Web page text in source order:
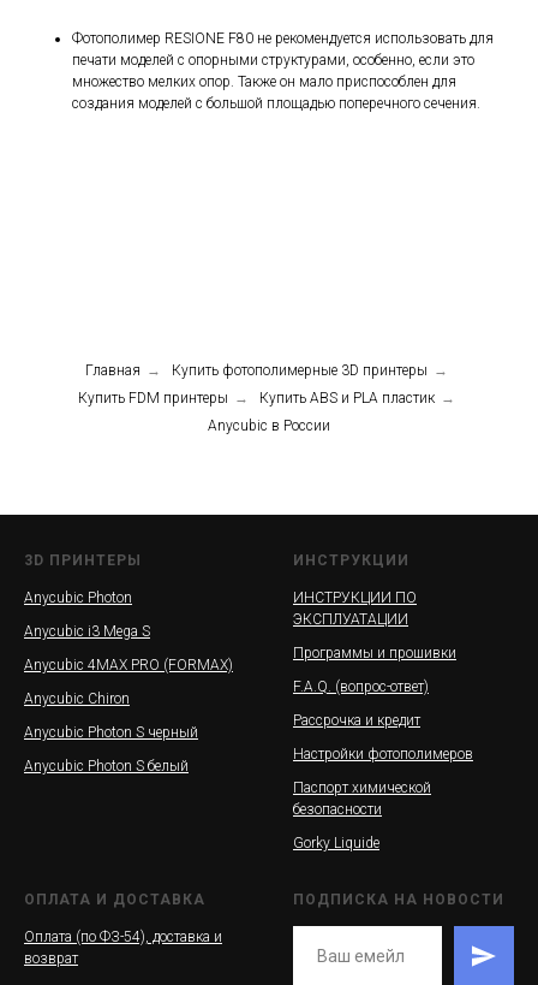
Фотополимер RESIONE F80 не рекомендуется использовать для
печати моделей с опорными структурами, особенно, если это
множество мелких опор. Также он мало приспособлен для
создания моделей с большой площадью поперечного сечения.
Главная → Купить фотополимерные 3D принтеры →
Купить FDM принтеры → Купить ABS и PLA пластик →
Anycubic в России
3D ПРИНТЕРЫ
Anycubic Photon
Anycubic i3 Mega S
Anycubic 4MAX PRO (FORMAX)
Anycubic Chiron
Anycubic Photon S черный
Anycubic Photon S белый
ИНСТРУКЦИИ
ИНСТРУКЦИИ ПО
ЭКСПЛУАТАЦИИ
Программы и прошивки
F.A.Q. (вопрос-ответ)
Рассрочка и кредит
Настройки фотополимеров
Паспорт химической
безопасности
Gorky Liquide
ОПЛАТА И ДОСТАВКА
Оплата (по ФЗ-54), доставка и
возврат
ПОДПИСКА НА НОВОСТИ